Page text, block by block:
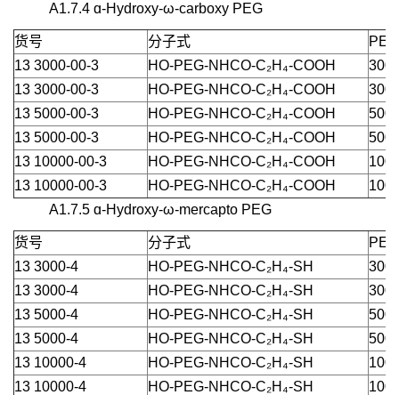
A1.7.4 ɑ-Hydroxy-ω-carboxy PEG
货号 分子式
13 3000-00-3
HO-PEG-NHCO-C₂H₄-COOH
13 3000-00-3
HO-PEG-NHCO-C₂H₄-COOH
13 5000-00-3
HO-PEG-NHCO-C₂H₄-COOH
13 5000-00-3
HO-PEG-NHCO-C₂H₄-COOH
13 10000-00-3
HO-PEG-NHCO-C₂H₄-COOH
13 10000-00-3
HO-PEG-NHCO-C₂H₄-COOH
A1.7.5 ɑ-Hydroxy-ω-mercapto PEG
货号 分子式
13 3000-4
HO-PEG-NHCO-C₂H₄-SH
13 3000-4
HO-PEG-NHCO-C₂H₄-SH
13 5000-4
HO-PEG-NHCO-C₂H₄-SH
13 5000-4
HO-PEG-NHCO-C₂H₄-SH
13 10000-4
HO-PEG-NHCO-C₂H₄-SH
13 10000-4
HO-PEG-NHCO-C₂H₄-SH